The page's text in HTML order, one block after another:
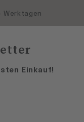
Einkauf!